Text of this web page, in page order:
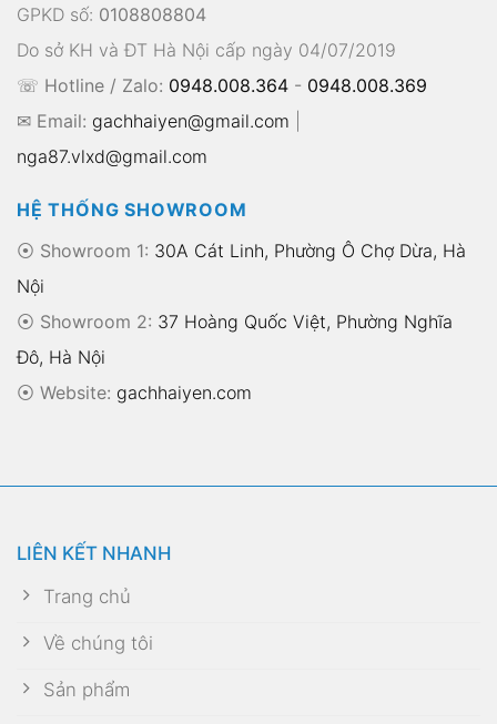
GPKD số: 0108808804
Do sở KH và ĐT Hà Nội cấp ngày 04/07/2019
☏ Hotline / Zalo: 0948.008.364 - 0948.008.369
✉ Email: gachhaiyen@gmail.com
nga87.vlxd@gmail.com
HỆ THỐNG SHOWROOM
⦿ Showroom 1: 30A Cát Linh, Phường Ô Chợ Dừa, Hà
Nội
⦿ Showroom 2: 37 Hoàng Quốc Việt, Phường Nghĩa
Đô, Hà Nội
⦿ Website: gachhaiyen.com
LIÊN KẾT NHANH
Trang chủ
Về chúng tôi
Sản phẩm